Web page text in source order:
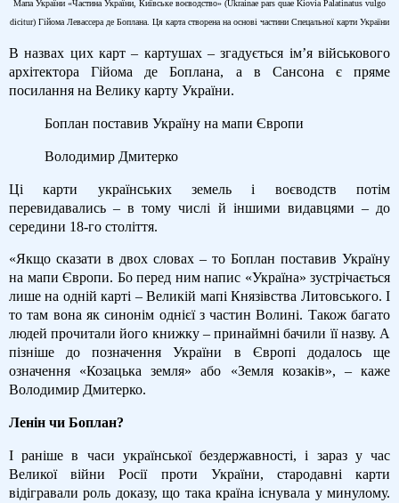
Мапа України «Частина України, Київське воєводство» (Ukrainae pars quae Kiovia Palatinatus vulgo
dicitur) Гійома Левассера де Боплана. Ця карта створена на основі частини Спецальної карти України
В назвах цих карт – картушах – згадується ім’я військового
архітектора Гійома де Боплана, а в Сансона є пряме
посилання на Велику карту України.
Боплан поставив Україну на мапи Європи
Володимир Дмитерко
Ці карти українських земель і воєводств потім
перевидавались – в тому числі й іншими видавцями – до
середини 18-го століття.
«Якщо сказати в двох словах – то Боплан поставив Україну
на мапи Європи. Бо перед ним напис «Україна» зустрічається
лише на одній карті – Великій мапі Князівства Литовського. І
то там вона як синонім однієї з частин Волині. Також багато
людей прочитали його книжку – принаймні бачили її назву. А
пізніше до позначення України в Європі додалось ще
означення «Козацька земля» або «Земля козаків», – каже
Володимир Дмитерко.
Ленін чи Боплан?
І раніше в часи української бездержавності, і зараз у час
Великої війни Росії проти України, стародавні карти
відігравали роль доказу, що така країна існувала у минулому.